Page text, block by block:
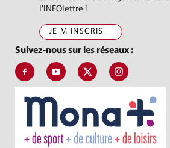
l'INFOlettre !
JE M'INSCRIS
Suivez-nous sur les réseaux :
Suivez-nous sur Facebook, J'aime le
Suivez-nous sur Youtube,
Suivez-nous sur X,
Suivez-nous